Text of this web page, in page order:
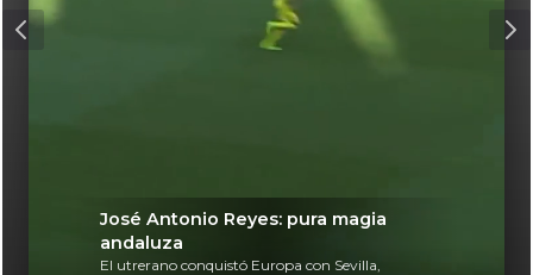
José Antonio Reyes: pura magia
andaluza
El utrerano conquistó Europa con Sevilla,